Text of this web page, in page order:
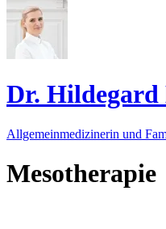
Dr. Hildegard
Allgemeinmedizinerin und
Mesotherapie